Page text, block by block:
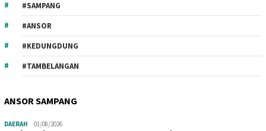
#SAMPANG
#ANSOR
#KEDUNGDUNG
#TAMBELANGAN
ANSOR SAMPANG
DAERAH 01/08/2026